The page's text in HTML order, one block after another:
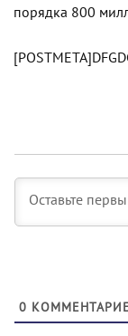
порядка 800
0